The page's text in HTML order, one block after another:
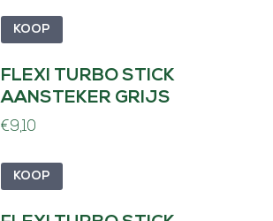
KOOP
FLEXI TURBO STICK
AANSTEKER GRIJS
€9,10
KOOP